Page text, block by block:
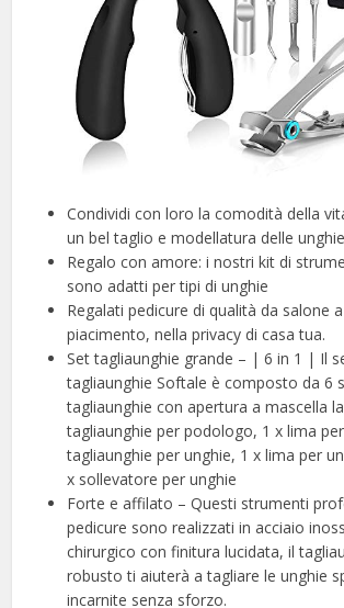
Condividi con loro la comodità della
un bel taglio e modellatura delle
Regalo con amore: i nostri kit di
sono adatti per tipi di unghie
Regalati pedicure di qualità da salone
piacimento, nella privacy di casa tua.
Set tagliaunghie grande – | 6 in 1 | Il
tagliaunghie Softale è composto da 6
tagliaunghie con apertura a mascella
tagliaunghie per podologo, 1 x lima
tagliaunghie per unghie, 1 x lima per
x sollevatore per unghie
Forte e affilato – Questi strumenti
pedicure sono realizzati in acciaio
chirurgico con finitura lucidata, il
robusto ti aiuterà a tagliare le unghie
incarnite senza sforzo.